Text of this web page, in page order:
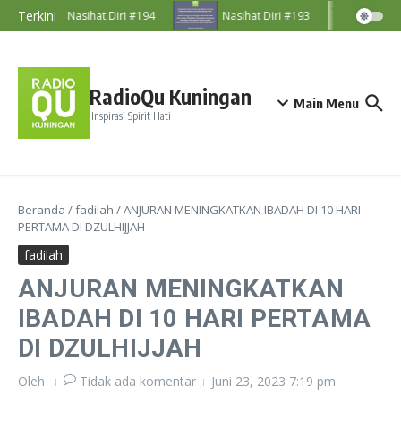
Lewati ke konten
Terkini Nasihat Diri #194 Nasihat Diri #193
RadioQu Kuningan
Inspirasi Spirit Hati
Main Menu
Beranda /fadilah /ANJURAN MENINGKATKAN IBADAH DI 10 HARI
PERTAMA DI DZULHIJJAH
fadilah
ANJURAN MENINGKATKAN
IBADAH DI 10 HARI PERTAMA
DI DZULHIJJAH
Oleh Tidak ada komentar Juni 23, 2023 7:19 pm